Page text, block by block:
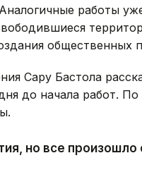
работы
общественных
Сару Бастола
до начала работ.
но все